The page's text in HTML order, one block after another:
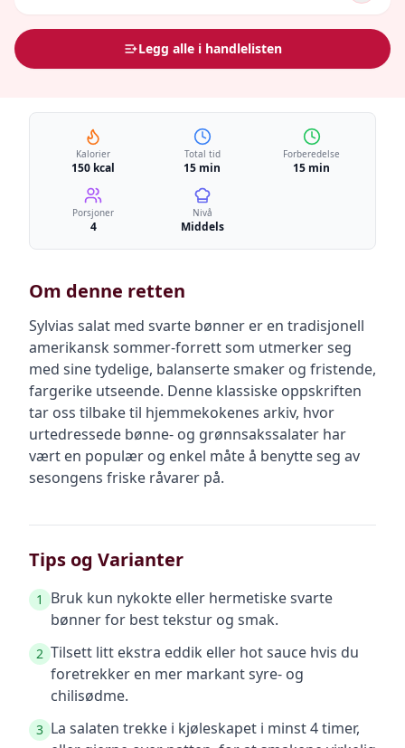
Legg alle i handlelisten
Kalorier
150 kcal
Total tid
15 min
Forberedelse
15 min
Porsjoner
4
Nivå
Middels
Om denne retten
Sylvias salat med svarte bønner er en tradisjonell
amerikansk sommer-forrett som utmerker seg
med sine tydelige, balanserte smaker og fristende,
fargerike utseende. Denne klassiske oppskriften
tar oss tilbake til hjemmekokenes arkiv, hvor
urtedressede bønne- og grønnsakssalater har
vært en populær og enkel måte å benytte seg av
sesongens friske råvarer på.
Tips og Varianter
1
Bruk kun nykokte eller hermetiske svarte
bønner for best tekstur og smak.
2 Tilsett litt ekstra eddik eller hot sauce hvis du
foretrekker en mer markant syre- og
chilisødme.
3 La salaten trekke i kjøleskapet i minst 4 timer,